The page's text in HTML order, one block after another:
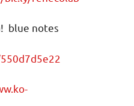
blue notes